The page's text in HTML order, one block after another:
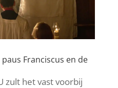
Franciscus en de
zult het vast voorbij